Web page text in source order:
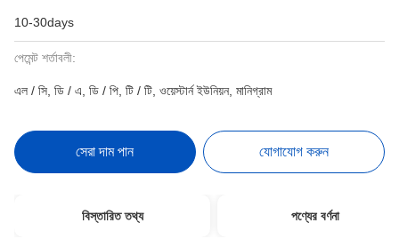
10-30days
পেমেন্ট শর্তাবলী:
এল / সি, ডি / এ, ডি / পি, টি / টি, ওয়েস্টার্ন ইউনিয়ন, মানিগ্রাম
সেরা দাম পান যোগাযোগ করুন
বিস্তারিত তথ্য পণ্যের বর্ণনা